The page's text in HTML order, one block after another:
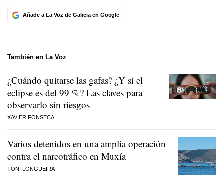
Añade a La Voz de Galicia en Google
También en La Voz
¿Cuándo quitarse las gafas? ¿Y si el
eclipse es del 99 %? Las claves para
observarlo sin riesgos
XAVIER FONSECA
Varios detenidos en una amplia operación
contra el narcotráfico en Muxía
TONI LONGUEIRA